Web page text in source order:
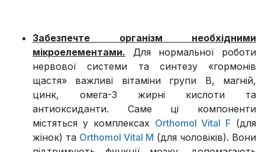
Забезпечте організм необхідними
мікроелементами. Для нормальної роботи
нервової системи та синтезу «гормонів
щастя» важливі вітаміни групи B, магній,
цинк, омега-3 жирні кислоти та
антиоксиданти. Саме ці компоненти
містяться у комплексах Orthomol Vital F (для
жінок) та Orthomol Vital M (для чоловіків). Вони